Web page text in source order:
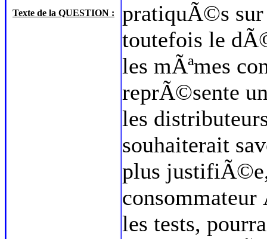
Texte de la QUESTION :
pratiquÃ©s sur
toutefois le
les mÃªmes
reprÃ©sente
les
souhaiterait
plus
les tests,